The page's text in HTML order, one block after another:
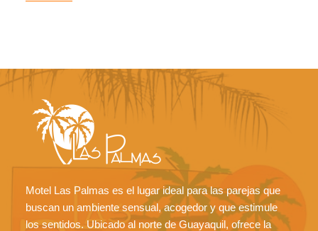
Motel Las Palmas es el lugar ideal para las parejas que
buscan un ambiente sensual, acogedor y que estimule
los sentidos. Ubicado al norte de Guayaquil, ofrece la